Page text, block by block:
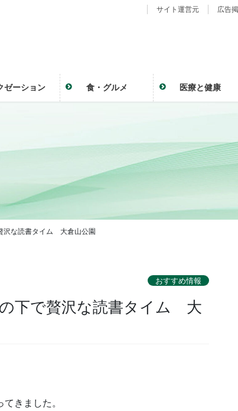
サイト運営元 広告
ゼーション 食・グルメ 医療と健康
沢な読書タイム 大倉山公園
おすすめ情報
下で贅沢な読書タイム 大
きました。